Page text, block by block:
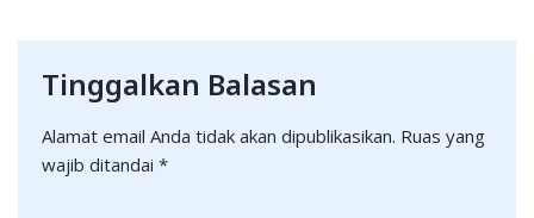
Tinggalkan Balasan
Alamat email Anda tidak akan dipublikasikan. Ruas yang
wajib ditandai *